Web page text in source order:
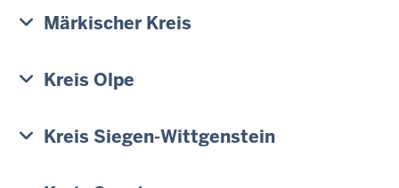
Märkischer Kreis
Kreis Olpe
Kreis Siegen-Wittgenstein